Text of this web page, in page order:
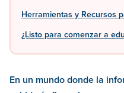
Herramientas y Recursos
¿Listo para comenzar a
En un mundo donde la